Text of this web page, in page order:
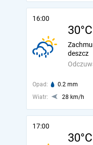
16:00
30°C
deszcz
Opad: 0.2 mm
Wiatr:
28 km/h
17:00
30°C